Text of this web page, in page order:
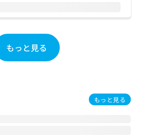
もっと見る
もっと見る